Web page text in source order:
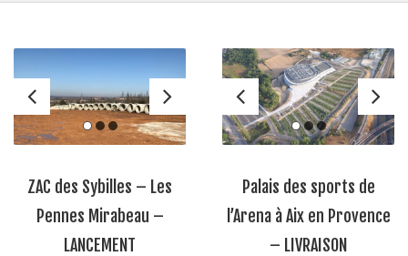
ZAC des Sybilles – Les
Pennes Mirabeau –
LANCEMENT
Palais des sports de
l’Arena à Aix en Provence
– LIVRAISON